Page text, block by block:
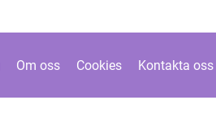
Om oss Cookies Kontakta oss